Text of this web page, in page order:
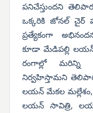
పనిచేస్తుందని
ఒక్కరికి జోనల్
ప్రత్యేకంగా
కూడా మేడిపల్లి
రంగాల్లో మరిన్ని
నిర్వహిస్తామని
లయన్ మేకల
లయన్ సావిత్రి,